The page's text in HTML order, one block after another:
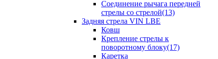
Соединение рычага передней
стрелы со стрелой(13)
Задняя стрела VIN LBE
Ковш
Крепление стрелы к
поворотному блоку(17)
Каретка